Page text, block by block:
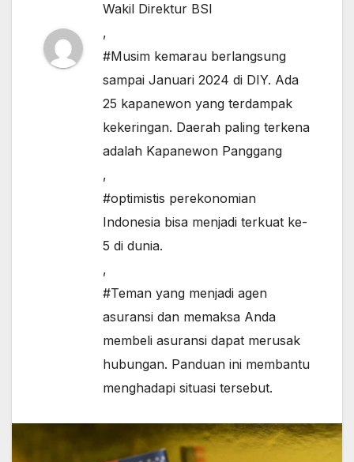
Wakil Direktur BSI
,
#Musim kemarau berlangsung
sampai Januari 2024 di DIY. Ada
25 kapanewon yang terdampak
kekeringan. Daerah paling terkena
adalah Kapanewon Panggang
,
#optimistis perekonomian
Indonesia bisa menjadi terkuat ke-
5 di dunia.
,
#Teman yang menjadi agen
asuransi dan memaksa Anda
membeli asuransi dapat merusak
hubungan. Panduan ini membantu
menghadapi situasi tersebut.